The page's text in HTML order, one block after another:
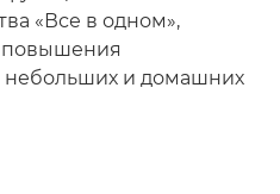
«Все в одном»,
повышения
небольших и домашних